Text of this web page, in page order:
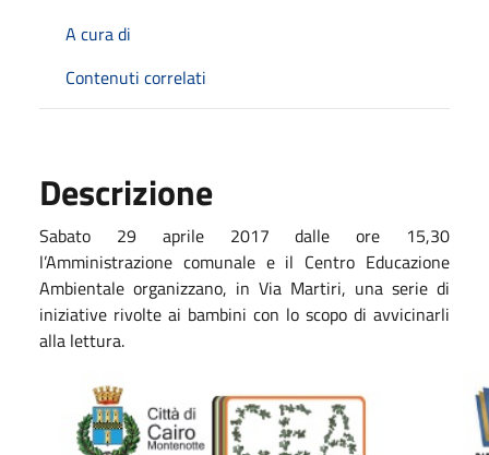
A cura di
Contenuti correlati
Descrizione
Sabato 29 aprile 2017 dalle ore 15,30
l’Amministrazione comunale e il Centro Educazione
Ambientale organizzano, in Via Martiri, una serie di
iniziative rivolte ai bambini con lo scopo di avvicinarli
alla lettura.